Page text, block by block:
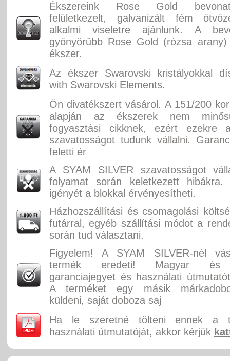
Ékszereink Rose Gold
felületkezelt, galvanizált fém
alkalmi viseletre ajánlunk. A
gyönyörűbb Rose Gold (rózsa
ékszer.
Az ékszer Swarovski kristályokkal
with Swarovski Elements.
Ön divatékszert vásárol. A 151/200
alapján az ékszerek nem
fogyasztási cikknek, ezért ezekre
szavatosságot tudunk vállalni.
feletti ér
A SYAM SILVER szavatosságot
folyamat során keletkezett hibákra.
igényét a blokkal érvényesítheti.
Házhozszállítási és csomagolási
futárral, egyéb szállítási módot a
során tud választani.
Figyelem! A SYAM SILVER-nél
termék eredeti! Magyar és
garanciajegyet és használati
A terméket egy másik
küldeni, saját doboza saj
Ha le szeretné tölteni ennek a
használati útmutatóját, akkor kérjük